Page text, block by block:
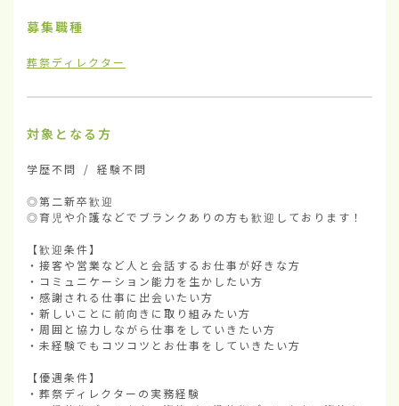
募集職種
葬祭ディレクター
対象となる方
学歴不問 / 経験不問
◎第二新卒歓迎
◎育児や介護などでブランクありの方も歓迎しております！
【歓迎条件】
・接客や営業など人と会話するお仕事が好きな方
・コミュニケーション能力を生かしたい方
・感謝される仕事に出会いたい方
・新しいことに前向きに取り組みたい方
・周囲と協力しながら仕事をしていきたい方
・未経験でもコツコツとお仕事をしていきたい方
【優遇条件】
・葬祭ディレクターの実務経験